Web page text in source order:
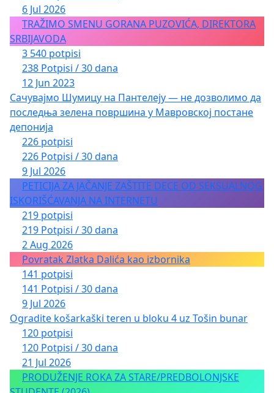
6 Jul 2026
TRAŽIMO SMENU GORANA PUZOVIĆA, DIREKTORA
SRBIJAVODA
3 540 potpisi
238 Potpisi / 30 dana
12 Jun 2023
Сачувајмо Шумицу на Пантелеју — не дозволимо да
последња зелена површина у Мавровској постане
депонија
226 potpisi
226 Potpisi / 30 dana
9 Jul 2026
PETICIJA ZA JAČANJE ZAŠTITE DECE OD SEKSUALNOG
ISKORIŠĆAVANJA NA INTERNETU
219 potpisi
219 Potpisi / 30 dana
2 Aug 2026
Povratak Zlatka Dalića kao izbornika
141 potpisi
141 Potpisi / 30 dana
9 Jul 2026
Ogradite košarkaški teren u bloku 4 uz Tošin bunar
120 potpisi
120 Potpisi / 30 dana
21 Jul 2026
PRODUŽENJE ROKA ZA STARE/PREDBOLONJSKE